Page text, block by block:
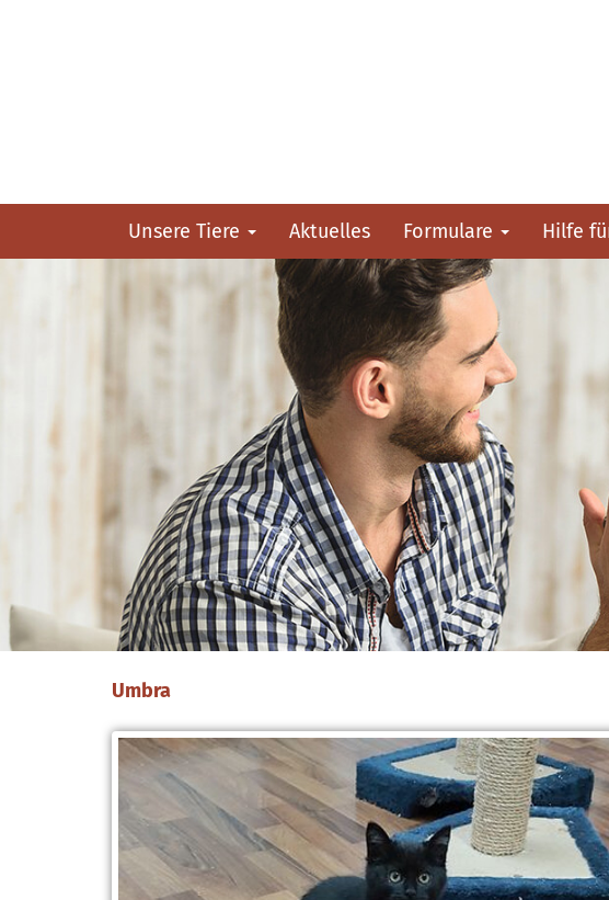
Unsere Tiere Aktuelles Formulare Hilfe
Umbra